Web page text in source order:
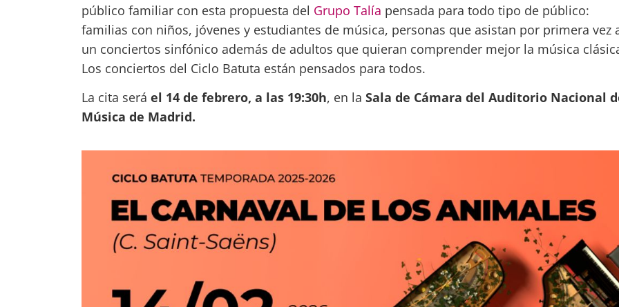
público familiar con esta propuesta del Grupo Talía pensada para todo tipo de público:
familias con niños, jóvenes y estudiantes de música, personas que asistan por primera vez
un conciertos sinfónico además de adultos que quieran comprender mejor la música
Los conciertos del Ciclo Batuta están pensados para todos.
La cita será el 14 de febrero, a las 19:30h, en la Sala de Cámara del Auditorio Nacional
Música de Madrid.